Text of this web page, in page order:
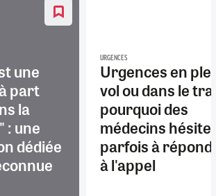
une
part
la
: une
dédiée
URGENCES
Urgences en
vol ou dans le
pourquoi des
médecins
parfois à
à l'appel